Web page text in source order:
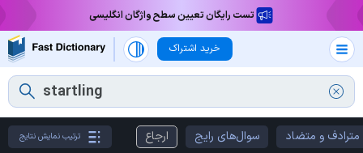
تست رایگان تعیین سطح واژگان انگلیسی
خرید اشتراک
مترادف و متضاد سوال‌های رایج ارجاع ترتیب نمایش نتایج